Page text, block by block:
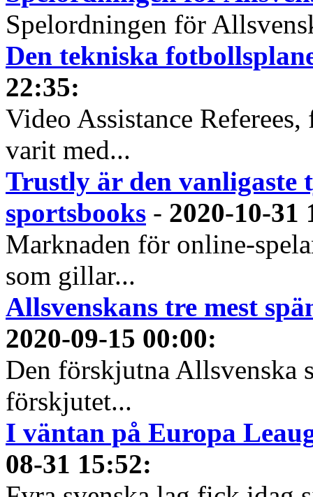
Spelordningen för
Den tekniska
22:35:
Video Assistance
varit med...
Trustly är den vanligaste
sportsbooks - 2020-10-31
Marknaden för online-
som gillar...
Allsvenskans tre mest
2020-09-15 00:00:
Den förskjutna Allsvenska
förskjutet...
I väntan på Europa
08-31 15:52: